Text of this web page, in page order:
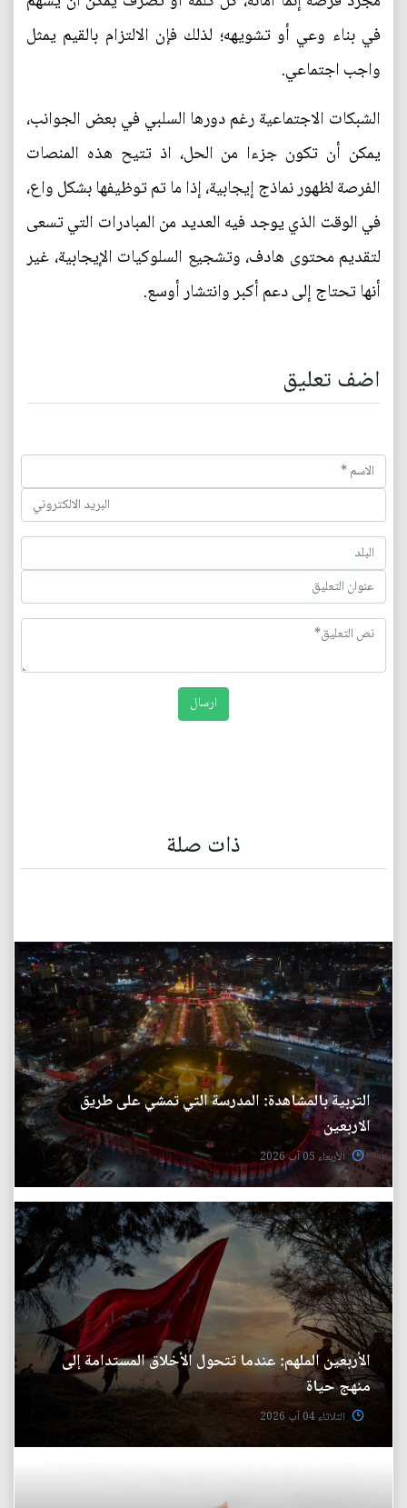
في بناء وعي أو تشويهه؛ لذلك فإن الالتزام بالقيم يمثل
واجب اجتماعي.
الشبكات الاجتماعية رغم دورها السلبي في بعض الجوانب،
يمكن أن تكون جزءا من الحل، اذ تتيح هذه المنصات
الفرصة لظهور نماذج إيجابية، إذا ما تم توظيفها بشكل واع،
في الوقت الذي يوجد فيه العديد من المبادرات التي تسعى
لتقديم محتوى هادف، وتشجيع السلوكيات الإيجابية، غير
أنها تحتاج إلى دعم أكبر وانتشار أوسع.
اضف تعليق
ذات صلة
التربية بالمشاهدة: المدرسة التي تمشي على طريق
الاربعين
الأربعاء 05 آب 2026
الأربعين الملهم: عندما تتحول الأخلاق المستدامة إلى
منهج حياة
الثلاثاء 04 آب 2026